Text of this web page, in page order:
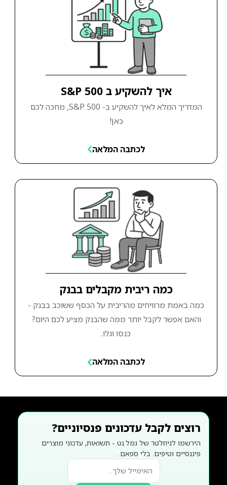
איך להשקיע ב S&P 500
המדריך המלא לאיך להשקיע ב- S&P 500, מחכה לכם
כאן!
לכתבה המלאה
כמה ריבית מקבלים בבנק
כמה באמת מרוויחים מהריבית על הכסף ששוכב בבנק -
והאם אפשר לקבל יותר ממה שהבנק מציע לכם היום?
כנסו וגלו.
לכתבה המלאה
רוצים לקבל עדכונים פנסיוניים?
הירשמו לניוזלטר של גמל.נט - תשואות, עדכוני מוצרים
פיננסיים וטיפים. בלי ספאם.